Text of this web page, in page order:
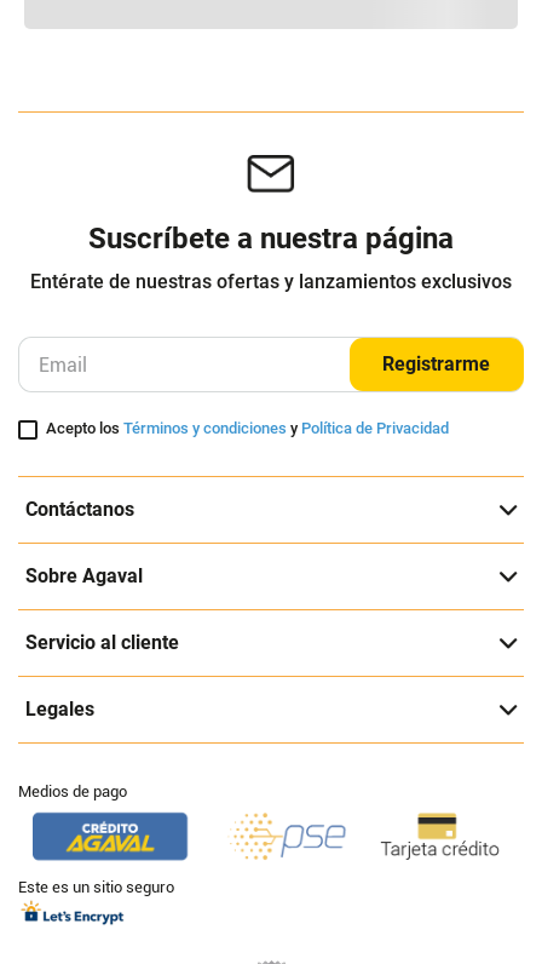
Suscríbete a nuestra página
Entérate de nuestras ofertas y lanzamientos exclusivos
Registrarme
Acepto losTérminos y condiciones y Política de Privacidad
Contáctanos
Sobre Agaval
Servicio al cliente
Legales
Medios de pago
Este es un sitio seguro